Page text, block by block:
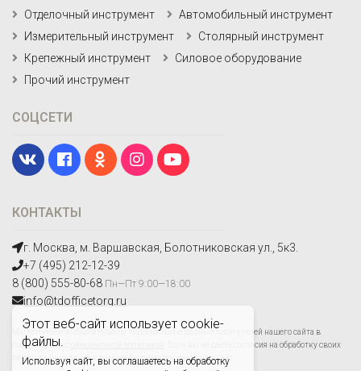
Этот веб-сайт использует cookie-
файлы.
Используя сайт, вы соглашаетесь на обработку
КОНТАКТЫ
г. Москва, м. Варшавская, Болотниковская ул., 5к3.
+7 (495) 212-12-39
8 (800) 555-80-68 Пн—Пт 9:00—18:00
info@tdofficetorg.ru
Мы получаем и обрабатываем персональные данные посетителей нашего сайта в
соответствии с
. Если вы не даете согласия на обработку своих
персональных данных,вам необходимо покинуть наш сайт.
Отделочный инструмент
Автомобильный инструмент
Измерительный инструмент
Столярный инструмент
Крепежный инструмент
Силовое оборудование
Прочий инструмент
СОЦСЕТИ